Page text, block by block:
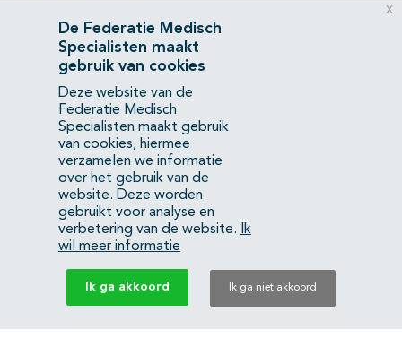
Privacyverklaring
Contact
Mercatorlaan 1200
3528 BL Utrecht
(088) 505 34 34
info@richtlijnendatabase.nl
YouTubeLinkedIn
KvK Federatie Medisch Specialisten:40483480
Privacyverklaring
De Federatie Medisch
Specialisten maakt
gebruik van cookies
Deze website van de
Federatie Medisch
Specialisten maakt gebruik
van cookies, hiermee
verzamelen we informatie
over het gebruik van de
website. Deze worden
gebruikt voor analyse en
verbetering van de website.
Ik
wil meer informatie
Ik ga akkoord Ik ga niet akkoord
x